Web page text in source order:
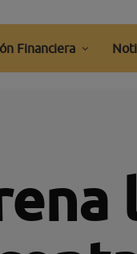
Financiera